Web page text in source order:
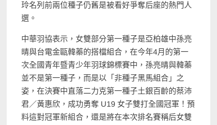
玲名列前兩位種子仍舊是被看好爭奪后座的熱門人
選。
中華羽協表示，女雙部分第一種子是亞柏雄中孫亮
晴與台電金甌韓蓁的搭檔組合，在今年4月的第一
次全國青年暨青少年羽球錦標賽中，孫亮晴與韓蓁
並不是第一種子，而是以「非種子黑馬組合」之
姿，在決賽中直落二力克第一種子土銀百齡的蔡沛
君／黃惠欣，成功勇奪 U19 女子雙打全國冠軍！預
料這對冠軍新組合，還是將在本次排名賽稱后女雙